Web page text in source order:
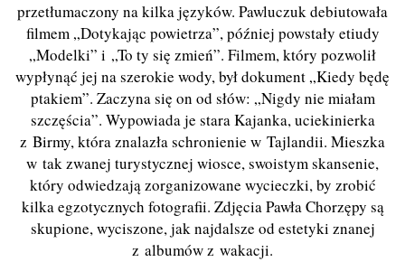
przetłumaczony na kilka języków. Pawluczuk debiutowała
filmem „Dotykając powietrza”, później powstały etiudy
„Modelki” i „To ty się zmień”. Filmem, który pozwolił
wypłynąć jej na szerokie wody, był dokument „Kiedy będę
ptakiem”. Zaczyna się on od słów: „Nigdy nie miałam
szczęścia”. Wypowiada je stara Kajanka, uciekinierka
z Birmy, która znalazła schronienie w Tajlandii. Mieszka
w tak zwanej turystycznej wiosce, swoistym skansenie,
który odwiedzają zorganizowane wycieczki, by zrobić
kilka egzotycznych fotografii. Zdjęcia Pawła Chorzępy są
skupione, wyciszone, jak najdalsze od estetyki znanej
z albumów z wakacji.